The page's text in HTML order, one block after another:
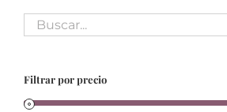
Filtrar por precio